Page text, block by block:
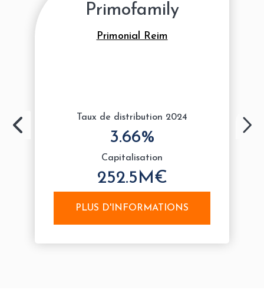
Primofamily
Primonial Reim
Taux de distribution 2024
3.66%
Capitalisation
252.5M€
PLUS D'INFORMATIONS